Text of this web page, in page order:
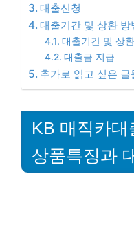
대출신청
대출기간 및 상환
대출기간 및 상
대출금 지급
추가로 읽고 싶은 글
KB 매직카
상품특징과